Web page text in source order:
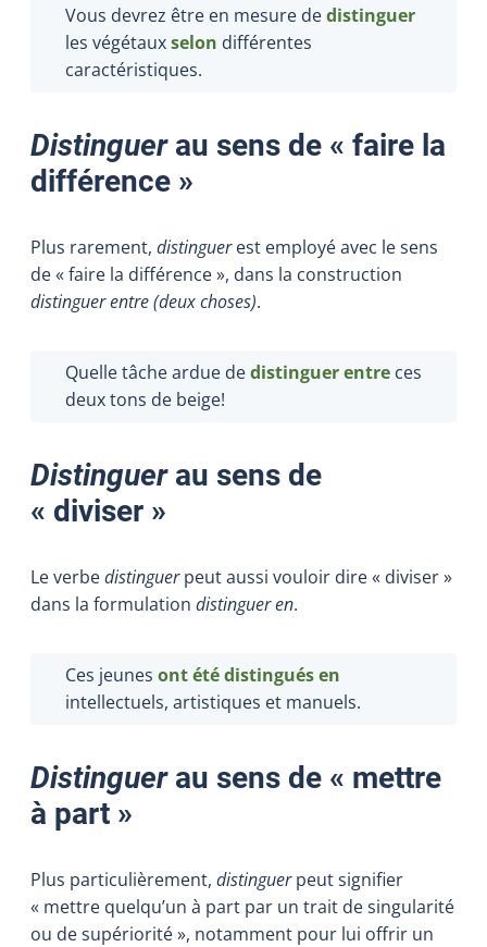
Vous devrez être en mesure dedistinguer
les végétauxselon différentes
caractéristiques.
Distinguerau sens de « faire la
différence »
Plus rarement, distinguerest employé avec le sens
de « faire la différence », dans la construction
distinguer entre (deux choses).
Quelle tâche ardue dedistinguer entre ces
deux tons de beige!
Distinguerau sens de
« diviser »
Le verbedistinguerpeut aussi vouloir dire « diviser »
dans la formulation distinguer en.
Ces jeunes ont été distingués en
intellectuels, artistiques et manuels.
Distinguerau sens de « mettre
à part »
Plus particulièrement, distinguerpeut signifier
« mettre quelqu’un à part par un trait de singularité
ou de supériorité », notamment pour lui offrir un